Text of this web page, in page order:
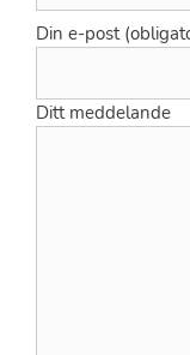
Din e-post
Ditt meddelande